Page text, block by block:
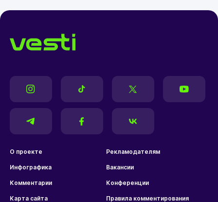
О проекте Рекламодателям
Инфографика Вакансии
Комментарии Конференции
Карта сайта Правила комментирования